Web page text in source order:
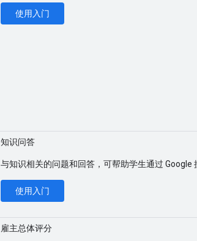
使用入门
知识问答
与知识相关的问题和回答，可帮助学生通过 Google
使用入门
雇主总体评分